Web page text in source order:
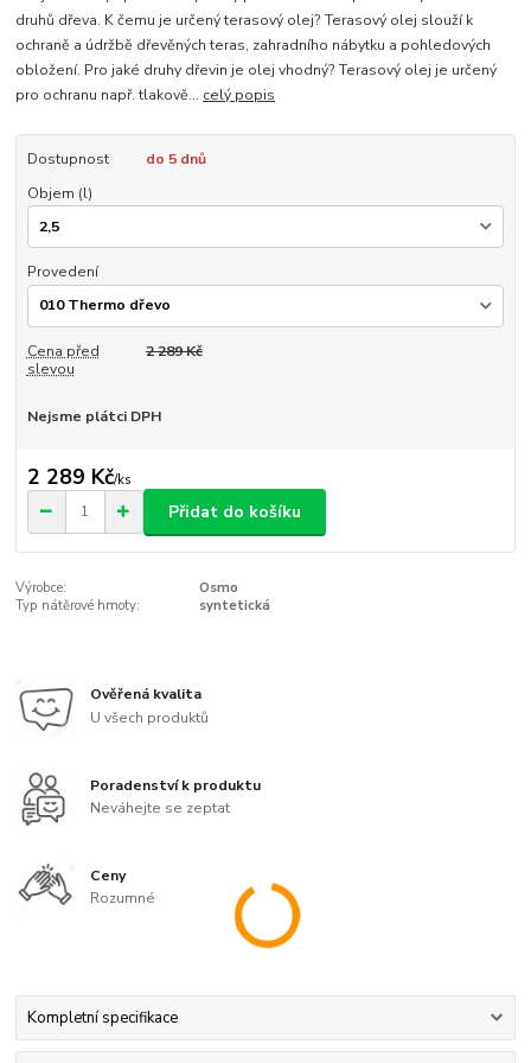
druhů dřeva. K čemu je určený terasový olej? Terasový olej slouží k
ochraně a údržbě dřevěných teras, zahradního nábytku a pohledových
obložení. Pro jaké druhy dřevin je olej vhodný? Terasový olej je určený
pro ochranu např. tlakově... celý popis
Dostupnost
do 5 dnů
Objem (l)
Provedení
Cena před
slevou
2 289 Kč
Nejsme plátci DPH
2 289 Kč/ks
Přidat do košíku
Výrobce:
Osmo
Typ nátěrové hmoty:
syntetická
Ověřená kvalita
U všech produktů
Poradenství k produktu
Neváhejte se zeptat
Ceny
Rozumné
Kompletní specifikace